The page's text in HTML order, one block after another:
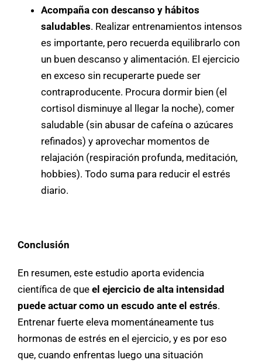
Acompaña con descanso y hábitos
saludables. Realizar entrenamientos intensos
es importante, pero recuerda equilibrarlo con
un buen descanso y alimentación. El ejercicio
en exceso sin recuperarte puede ser
contraproducente. Procura dormir bien (el
cortisol disminuye al llegar la noche), comer
saludable (sin abusar de cafeína o azúcares
refinados) y aprovechar momentos de
relajación (respiración profunda, meditación,
hobbies). Todo suma para reducir el estrés
diario.
Conclusión
En resumen, este estudio aporta evidencia
científica de que el ejercicio de alta intensidad
puede actuar como un escudo ante el estrés.
Entrenar fuerte eleva momentáneamente tus
hormonas de estrés en el ejercicio, y es por eso
que, cuando enfrentas luego una situación